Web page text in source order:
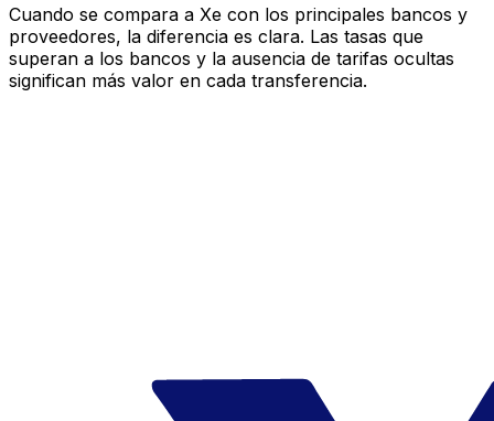
Cuando se compara a Xe con los principales bancos y
proveedores, la diferencia es clara. Las tasas que
superan a los bancos y la ausencia de tarifas ocultas
significan más valor en cada transferencia.